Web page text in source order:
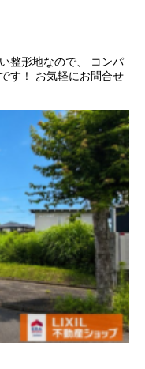
整形地なので、 コンパ
す！ お気軽にお問合せ